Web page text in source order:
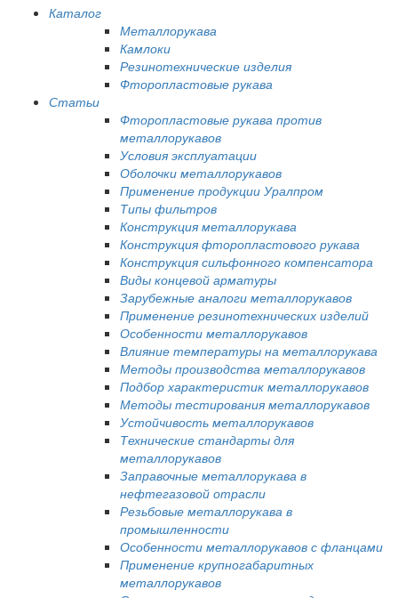
Каталог
Металлорукава
Камлоки
Резинотехнические изделия
Фторопластовые рукава
Статьи
Фторопластовые рукава против
металлорукавов
Условия эксплуатации
Оболочки металлорукавов
Применение продукции Уралпром
Типы фильтров
Конструкция металлорукава
Конструкция фторопластового рукава
Конструкция сильфонного компенсатора
Виды концевой арматуры
Зарубежные аналоги металлорукавов
Применение резинотехнических изделий
Особенности металлорукавов
Влияние температуры на металлорукава
Методы производства металлорукавов
Подбор характеристик металлорукавов
Методы тестирования металлорукавов
Устойчивость металлорукавов
Технические стандарты для
металлорукавов
Заправочные металлорукава в
нефтегазовой отрасли
Резьбовые металлорукава в
промышленности
Особенности металлорукавов с фланцами
Применение крупногабаритных
металлорукавов